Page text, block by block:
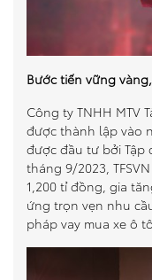
Bước tiến vững
Công ty TNHH MTV
được thành lập vào
được đầu tư bởi Tập
tháng 9/2023,
1,200 tỉ đồng, gia
ứng trọn vẹn nhu
pháp vay mua xe ô